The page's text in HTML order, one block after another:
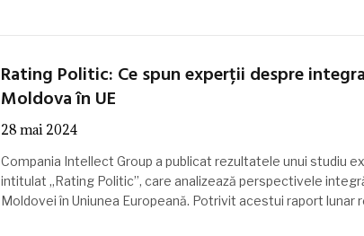
Rating Politic: Ce spun experții despre
Moldova în UE
28 mai 2024
Compania Intellect Group a publicat rezultatele unui studiu
intitulat „Rating Politic”, care analizează perspectivele
Moldovei în Uniunea Europeană. Potrivit acestui raport lunar